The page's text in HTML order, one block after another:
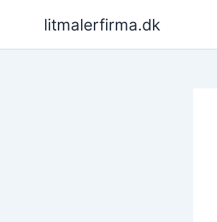
litmalerfirma.dk